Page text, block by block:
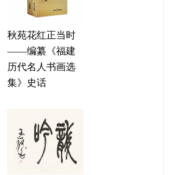
秋苑花红正当时
——编纂《福建
历代名人书画选
集》史话